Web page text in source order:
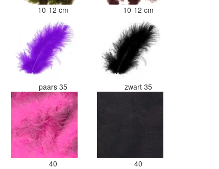
10-12 cm 10-12 cm
paars 35 zwart 35
40 40